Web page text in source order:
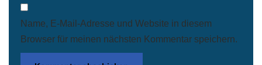
Name, E-Mail-Adresse und Website in diesem
Browser für meinen nächsten Kommentar speichern.